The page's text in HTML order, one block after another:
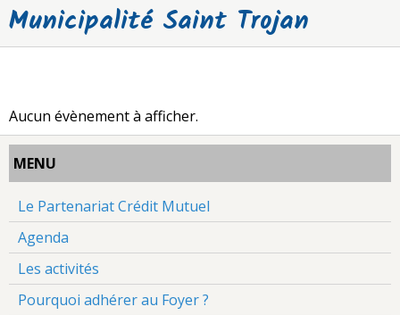
Municipalité Saint Trojan
Aucun évènement à afficher.
MENU
Le Partenariat Crédit Mutuel
Agenda
Les activités
Pourquoi adhérer au Foyer ?